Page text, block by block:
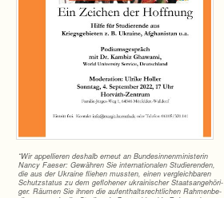
“Wir appel­lie­ren des­halb erneut an Bun­des­in­nen­mi­nis­te­rin
Nancy Fae­ser: Gewäh­ren Sie inter­na­tio­na­len Stu­die­ren­den,
die aus der Ukraine flie­hen muss­ten, einen ver­gleich­ba­ren
Schutz­sta­tus zu dem geflo­he­ner ukrai­ni­scher Staats­an­ge­hö­ri­
ger. Räu­men Sie ihnen die auf­ent­halts­recht­li­chen Rah­men­be­